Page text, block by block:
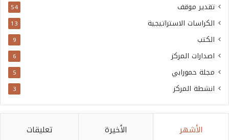
تقدير موقف 54
الكراسات الاستراتيجية 13
الكتب 9
اصدارات المركز 6
مجلة حمورابي 5
انشطة المركز 3
الأشهر الأخيرة تعليقات